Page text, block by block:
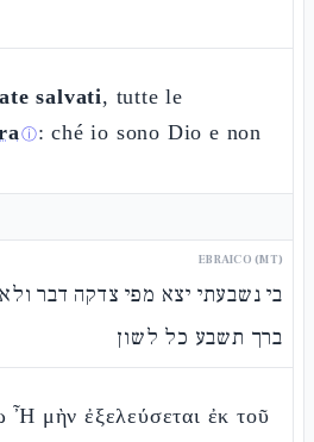
salvati, tutte le
ⓘ: ché io sono Dio e non
EBRAICO (MT)
בי נשבעתי יצא מפי צדקה דבר
ברך תשבע כל לשון
Ἦ μὴν ἐξελεύσεται ἐκ τοῦ